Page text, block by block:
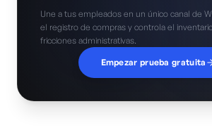
Une a tus empleados en un único canal de
el registro de compras y controla el
fricciones administrativas.
Empezar prueba gratuita